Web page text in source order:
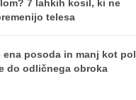
7 lahkih kosil, ki ne
telesa
ena posoda in manj kot pol
do odličnega obroka